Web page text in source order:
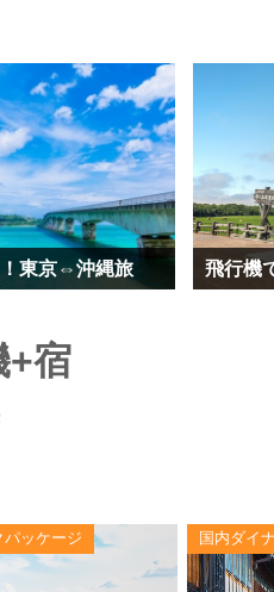
東京⇔沖縄旅 飛行機
+宿
パッケージ 国内ダイ